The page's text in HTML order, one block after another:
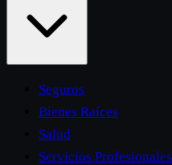
Seguros
Bienes Raíces
Salud
Servicios Profesionales